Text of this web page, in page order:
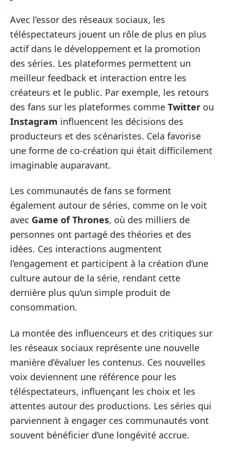
Avec l’essor des réseaux sociaux, les
téléspectateurs jouent un rôle de plus en plus
actif dans le développement et la promotion
des séries. Les plateformes permettent un
meilleur feedback et interaction entre les
créateurs et le public. Par exemple, les retours
des fans sur les plateformes comme Twitter ou
Instagram influencent les décisions des
producteurs et des scénaristes. Cela favorise
une forme de co-création qui était difficilement
imaginable auparavant.
Les communautés de fans se forment
également autour de séries, comme on le voit
avec Game of Thrones, où des milliers de
personnes ont partagé des théories et des
idées. Ces interactions augmentent
l’engagement et participent à la création d’une
culture autour de la série, rendant cette
dernière plus qu’un simple produit de
consommation.
La montée des influenceurs et des critiques sur
les réseaux sociaux représente une nouvelle
manière d’évaluer les contenus. Ces nouvelles
voix deviennent une référence pour les
téléspectateurs, influençant les choix et les
attentes autour des productions. Les séries qui
parviennent à engager ces communautés vont
souvent bénéficier d’une longévité accrue.